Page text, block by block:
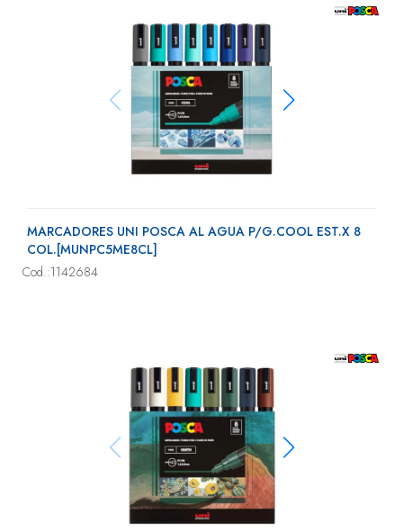
MARCADORES UNI POSCA AL AGUA P/G.COOL EST.X 8
COL.[MUNPC5ME8CL]
Cod.:1142684